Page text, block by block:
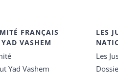
FRANÇAIS
VASHEM
Yad Vashem
LES
Les